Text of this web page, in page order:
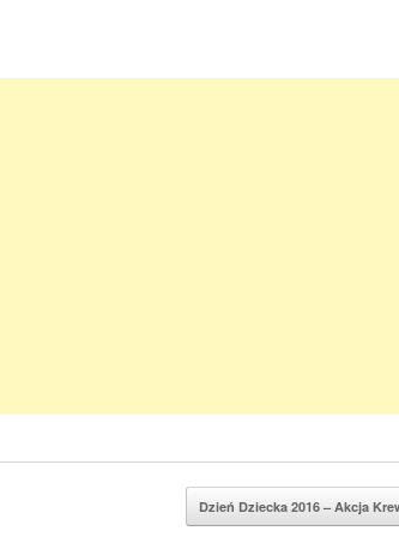
Dzień Dziecka 2016 – Akcja